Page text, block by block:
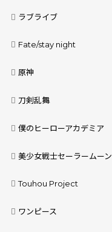
ラブライブ
Fate/stay night
原神
刀剣乱舞
僕のヒーローアカデミア
美少女戦士セーラームーン
Touhou Project
ワンピース